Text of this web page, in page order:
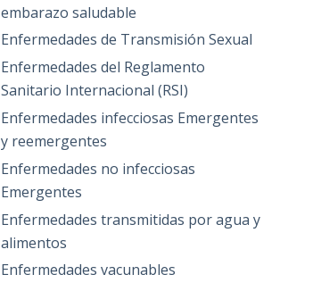
embarazo saludable
Enfermedades de Transmisión Sexual
Enfermedades del Reglamento
Sanitario Internacional (RSI)
Enfermedades infecciosas Emergentes
y reemergentes
Enfermedades no infecciosas
Emergentes
Enfermedades transmitidas por agua y
alimentos
Enfermedades vacunables